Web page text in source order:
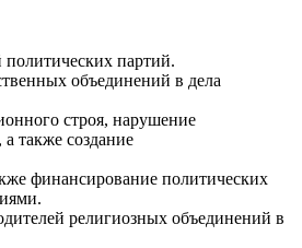
политических партий.
объединений в дела
строя, нарушение
также создание
финансирование политических
религиозных объединений в